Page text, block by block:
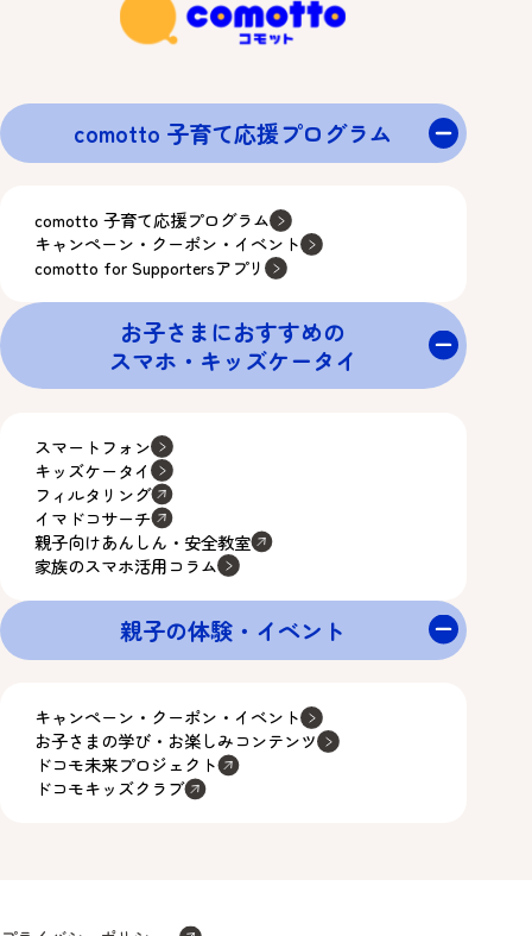
comotto 子育て応援プログラム
comotto 子育て応援プログラム
キャンペーン・クーポン・イベント
comotto for Supportersアプリ
お子さまにおすすめの
スマホ・キッズケータイ
スマートフォン
キッズケータイ
フィルタリング
イマドコサーチ
親子向けあんしん・安全教室
家族のスマホ活用コラム
親子の体験・イベント
キャンペーン・クーポン・イベント
お子さまの学び・お楽しみコンテンツ
ドコモ未来プロジェクト
ドコモキッズクラブ